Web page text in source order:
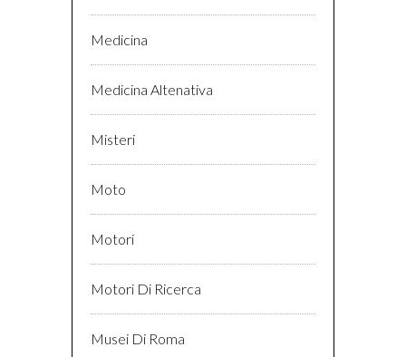
Medicina
Medicina Altenativa
Misteri
Moto
Motori
Motori Di Ricerca
Musei Di Roma